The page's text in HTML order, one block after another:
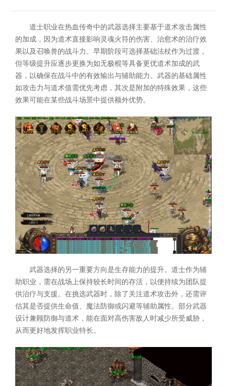
道士职业在热血传奇中的武器选择主要基于道术攻击属性
的加成，因为道术直接影响灵魂火符的伤害、治愈术的治疗效
果以及召唤兽的战斗力。早期阶段可选择基础法杖作为过渡，
但等级提升应逐步更换为如无极棍等具备更优道术加成的武
器，以确保在战斗中的有效输出与辅助能力。武器的基础属性
如攻击力与道术值需优先考虑，其次是附加的特殊效果，这些
效果可能在某些战斗场景中提供额外优势。
武器选择的另一重要方向是生存能力的提升。道士作为辅
助职业，需在战场上保持较长时间的存活，以便持续为团队提
供治疗与支援。在挑选武器时，除了关注道术攻击外，还需评
估其是否提供生命值、魔法防御或闪避等辅助属性。部分武器
设计兼顾防御与道术，能在面对高伤害敌人时减少所受威胁，
从而更好地发挥职业特长。